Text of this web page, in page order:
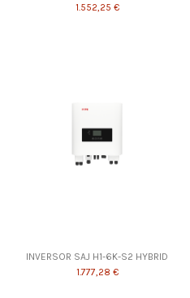
1.552,25 €
INVERSOR SAJ H1-6K-S2 HYBRID
1.777,28 €